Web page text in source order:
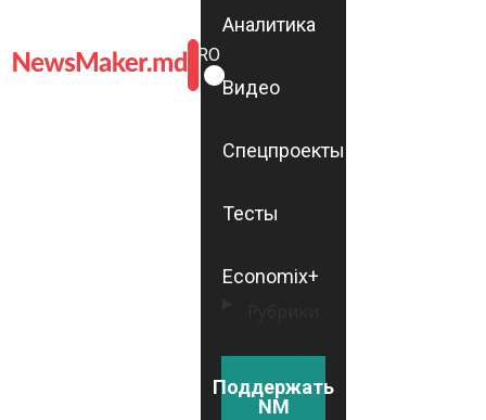
ROMÂNĂ
RU
Аналитика
Видео
Спецпроекты
Тесты
Economix+
Поддержать
NM